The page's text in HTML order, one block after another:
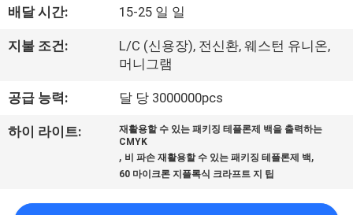
장
여
품
배달 시간: 15-25 일 일
지불 조건:
L/C (신용장), 전신환, 웨스턴 유니온,
머니그램
공급 능력: 달 당 3000000pcs
하이 라이트:
재활용할 수 있는 패키징 테플론제 백을 출력하는
CMYK
, 비 파손 재활용할 수 있는 패키징 테플론제 백 ,
60 마이크론 지플록식 크라프트 지 팁